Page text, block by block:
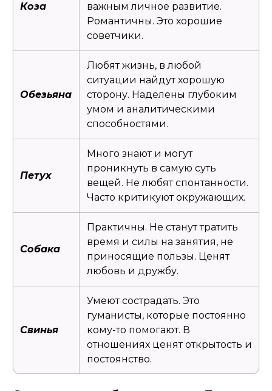
Коза
важным личное развитие.
Романтичны. Это хорошие
советчики.
Обезьяна
Любят жизнь, в любой
ситуации найдут хорошую
сторону. Наделены глубоким
умом и аналитическими
способностями.
Петух
Много знают и могут
проникнуть в самую суть
вещей. Не любят спонтанности.
Часто критикуют окружающих.
Собака
Практичны. Не станут тратить
время и силы на занятия, не
приносящие пользы. Ценят
любовь и дружбу.
Свинья
Умеют сострадать. Это
гуманисты, которые постоянно
кому-то помогают. В
отношениях ценят открытость и
постоянство.